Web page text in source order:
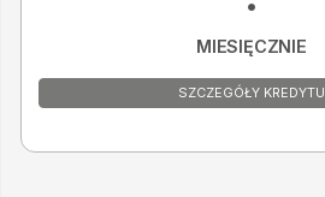
MIESIĘCZNIE
SZCZEGÓŁY KREDYTU